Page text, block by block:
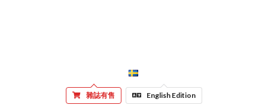
雜誌有售 English Edition